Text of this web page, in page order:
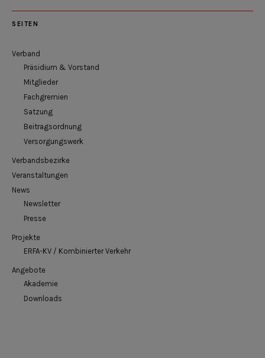
SEITEN
Verband
Präsidium & Vorstand
Mitglieder
Fachgremien
Satzung
Beitragsordnung
Versorgungswerk
Verbandsbezirke
Veranstaltungen
News
Newsletter
Presse
Projekte
ERFA-KV / Kombinierter Verkehr
Angebote
Akademie
Downloads